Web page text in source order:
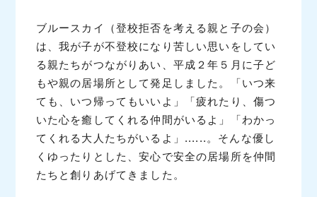
ブルースカイ（登校拒否を考える親と子の会）
は、我が子が不登校になり苦しい思いをしてい
る親たちがつながりあい、平成２年５月に子ど
もや親の居場所として発足しました。「いつ来
ても、いつ帰ってもいいよ」「疲れたり、傷つ
いた心を癒してくれる仲間がいるよ」「わかっ
てくれる大人たちがいるよ」......。そんな優し
くゆったりとした、安心で安全の居場所を仲間
たちと創りあげてきました。